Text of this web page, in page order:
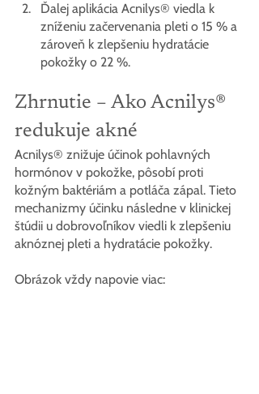
Ďalej aplikácia Acnilys® viedla k
zníženiu začervenania pleti o 15 % a
zároveň k zlepšeniu hydratácie
pokožky o 22 %.
Zhrnutie – Ako Acnilys®
redukuje akné
Acnilys® znižuje účinok pohlavných
hormónov v pokožke, pôsobí proti
kožným baktériám a potláča zápal. Tieto
mechanizmy účinku následne v klinickej
štúdii u dobrovoľníkov viedli k zlepšeniu
aknóznej pleti a hydratácie pokožky.
Obrázok vždy napovie viac: